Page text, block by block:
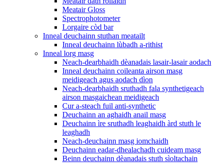
Meatair Gloss
Spectrophotometer
Lorgaire còd bar
Inneal deuchainn stuthan meatailt
Inneal deuchainn lùbadh a-rithist
Inneal lorg masg
Neach-dearbhaidh dèanadais lasair-lasair aodach
Inneal deuchainn coileanta airson masg
meidigeach agus aodach dìon
Neach-dearbhaidh sruthadh fala synthetigeach
airson masgaichean meidigeach
Cur a-steach fuil anti-synthetic
Deuchainn an aghaidh anail masg
Deuchainn ìre sruthadh leaghaidh àrd stuth le
leaghadh
Neach-deuchainn masg iomchaidh
Deuchainn eadar-dhealachadh cuideam masg
Beinn deuchainn dèanadais stuth sìoltachain